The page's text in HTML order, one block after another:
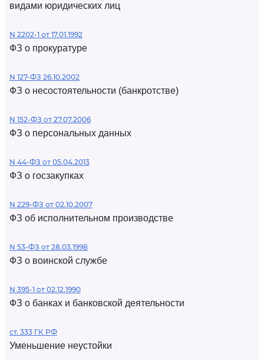
видами юридических лиц
N 2202-1 от 17.01.1992
ФЗ о прокуратуре
N 127-ФЗ 26.10.2002
ФЗ о несостоятельности (банкротстве)
N 152-ФЗ от 27.07.2006
ФЗ о персональных данных
N 44-ФЗ от 05.04.2013
ФЗ о госзакупках
N 229-ФЗ от 02.10.2007
ФЗ об исполнительном производстве
N 53-ФЗ от 28.03.1998
ФЗ о воинской службе
N 395-1 от 02.12.1990
ФЗ о банках и банковской деятельности
ст. 333 ГК РФ
Уменьшение неустойки